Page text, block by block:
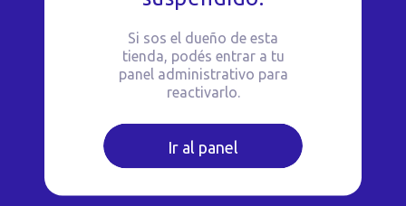
Si sos el dueño de esta
tienda, podés entrar a tu
panel administrativo para
reactivarlo.
Ir al panel